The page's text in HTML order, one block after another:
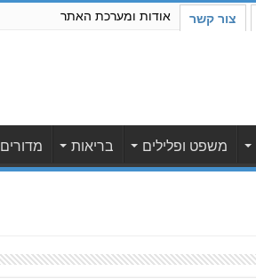
צור קשר אודות ומערכת האתר
משפט ופלילים בריאות מדורים